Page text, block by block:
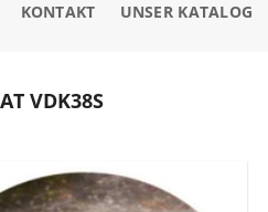
KONTAKT UNSER KATALOG
VDK38S